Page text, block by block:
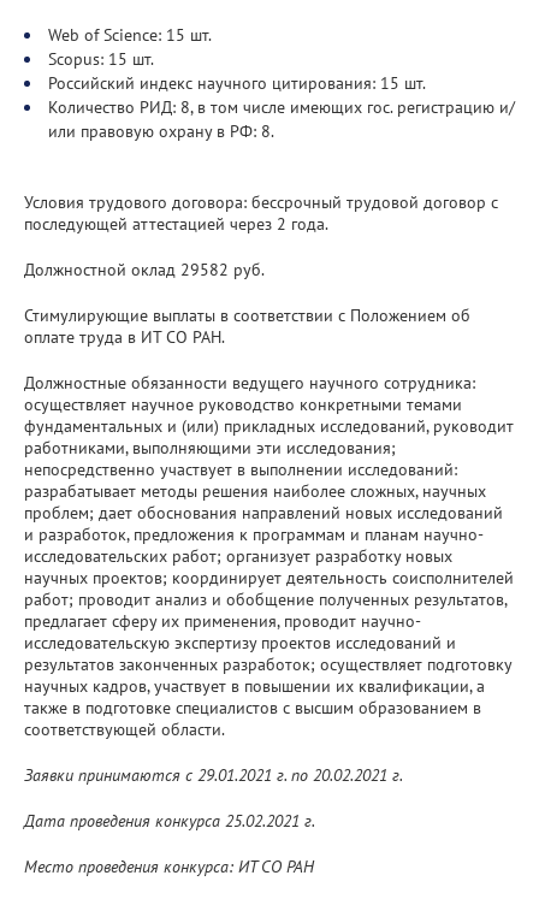
Web of Science: 15 шт.
Scopus: 15 шт.
Российский индекс научного цитирования: 15 шт.
Количество РИД: 8, в том числе имеющих гос. регистрацию и/
или правовую охрану в РФ: 8.
Условия трудового договора: бессрочный трудовой договор с
последующей аттестацией через 2 года.
Должностной оклад 29582 руб.
Стимулирующие выплаты в соответствии с Положением об
оплате труда в ИТ СО РАН.
Должностные обязанности ведущего научного сотрудника:
осуществляет научное руководство конкретными темами
фундаментальных и (или) прикладных исследований, руководит
работниками, выполняющими эти исследования;
непосредственно участвует в выполнении исследований:
разрабатывает методы решения наиболее сложных, научных
проблем; дает обоснования направлений новых исследований
и разработок, предложения к программам и планам научно-
исследовательских работ; организует разработку новых
научных проектов; координирует деятельность соисполнителей
работ; проводит анализ и обобщение полученных результатов,
предлагает сферу их применения, проводит научно-
исследовательскую экспертизу проектов исследований и
результатов законченных разработок; осуществляет подготовку
научных кадров, участвует в повышении их квалификации, а
также в подготовке специалистов с высшим образованием в
соответствующей области.
Заявки принимаются с 29.01.2021 г. по 20.02.2021 г.
Дата проведения конкурса 25.02.2021 г.
Место проведения конкурса: ИТ СО РАН